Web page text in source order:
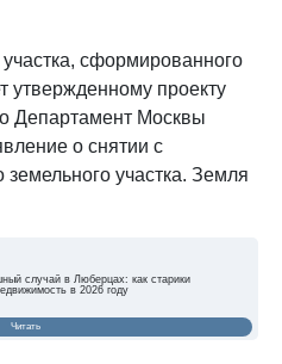
сформированного
утвержденному проекту
Департамент Москвы
о снятии с
земельного участка. Земля
случай в Люберцах: как старики
в 2026 году
Читать